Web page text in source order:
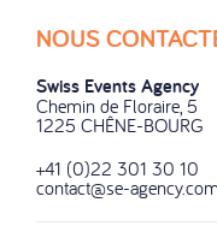
NOUS
Swiss Events Agency
Chemin de Floraire, 5
1225 CHÊNE-BOURG
+41 (0)22 301 30 10
contact@se-agency.com